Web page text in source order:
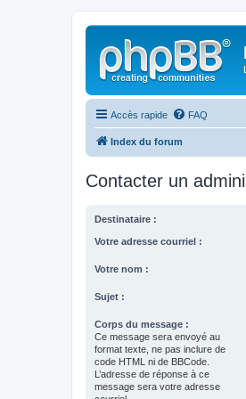
Accès rapide FAQ
Index du forum
Contacter un
Destinataire :
Votre adresse courriel :
Votre nom :
Sujet :
Corps du message :
Ce message sera envoyé au
format texte, ne pas inclure de
code HTML ni de BBCode.
L’adresse de réponse à ce
message sera votre adresse